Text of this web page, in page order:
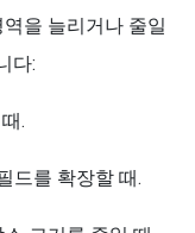
을 늘리거나 줄일
다:
.
드를 확장할 때.